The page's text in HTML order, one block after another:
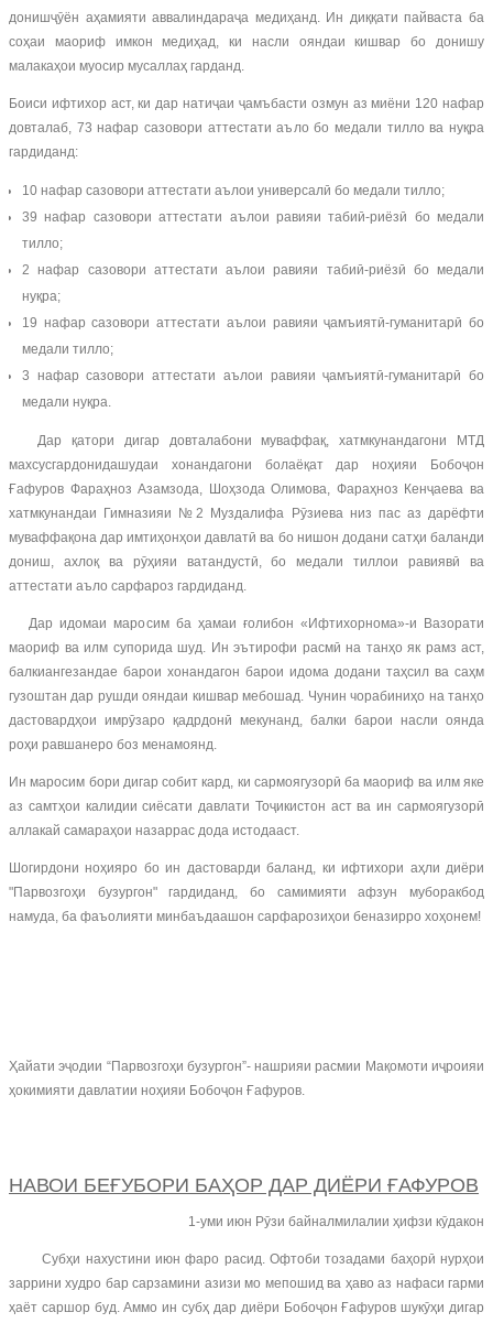
донишҷӯён аҳамияти аввалиндараҷа медиҳанд. Ин диққати пайваста ба
соҳаи маориф имкон медиҳад, ки насли ояндаи кишвар бо донишу
малакаҳои муосир мусаллаҳ гарданд.
Боиси ифтихор аст, ки дар натиҷаи ҷамъбасти озмун аз миёни 120 нафар
довталаб, 73 нафар сазовори аттестати аъло бо медали тилло ва нуқра
гардиданд:
10 нафар сазовори аттестати аълои универсалӣ бо медали тилло;
39 нафар сазовори аттестати аълои равияи табиӣ-риёзӣ бо медали
тилло;
2 нафар сазовори аттестати аълои равияи табиӣ-риёзӣ бо медали
нуқра;
19 нафар сазовори аттестати аълои равияи ҷамъиятӣ-гуманитарӣ бо
медали тилло;
3 нафар сазовори аттестати аълои равияи ҷамъиятӣ-гуманитарӣ бо
медали нуқра.
Дар қатори дигар довталабони муваффақ, хатмкунандагони МТД
махсусгардонидашудаи хонандагони болаёқат дар ноҳияи Бобоҷон
Ғафуров Фараҳноз Азамзода, Шоҳзода Олимова, Фараҳноз Кенҷаева ва
хатмкунандаи Гимназияи №2 Муздалифа Рӯзиева низ пас аз дарёфти
муваффақона дар имтиҳонҳои давлатӣ ва бо нишон додани сатҳи баланди
дониш, ахлоқ ва рӯҳияи ватандустӣ, бо медали тиллои равиявӣ ва
аттестати аъло сарфароз гардиданд.
Дар идомаи маросим ба ҳамаи ғолибон «Ифтихорнома»-и Вазорати
маориф ва илм супорида шуд. Ин эътирофи расмӣ на танҳо як рамз аст,
балкиангезандае барои хонандагон барои идома додани таҳсил ва саҳм
гузоштан дар рушди ояндаи кишвар мебошад. Чунин чорабиниҳо на танҳо
дастовардҳои имрӯзаро қадрдонӣ мекунанд, балки барои насли оянда
роҳи равшанеро боз менамоянд.
Ин маросим бори дигар собит кард, ки сармоягузорӣ ба маориф ва илм яке
аз самтҳои калидии сиёсати давлати Тоҷикистон аст ва ин сармоягузорӣ
аллакай самараҳои назаррас дода истодааст.
Шогирдони ноҳияро бо ин дастоварди баланд, ки ифтихори аҳли диёри
"Парвозгоҳи бузургон" гардиданд, бо самимияти афзун муборакбод
намуда, ба фаъолияти минбаъдаашон сарфарозиҳои беназирро хоҳонем!
Ҳайати эҷодии “Парвозгоҳи бузургон”- нашрияи расмии Мақомоти иҷроияи
ҳокимияти давлатии ноҳияи Бобоҷон Ғафуров.
НАВОИ БЕҒУБОРИ БАҲОР ДАР ДИЁРИ ҒАФУРОВ
1-уми июн Рӯзи байналмилалии ҳифзи кӯдакон
Субҳи нахустини июн фаро расид. Офтоби тозадами баҳорӣ нурҳои
заррини худро бар сарзамини азизи мо мепошид ва ҳаво аз нафаси гарми
ҳаёт саршор буд. Аммо ин субҳ дар диёри Бобоҷон Ғафуров шукӯҳи дигар